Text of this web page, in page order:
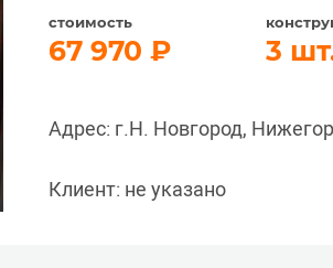
стоимость
67 970 3
Адрес: г.Н. Новгород,
Клиент: не указано